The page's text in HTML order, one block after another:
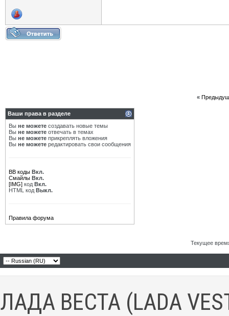
«
Ваши права в разделе
Вы не можете создавать новые темы
Вы не можете отвечать в темах
Вы не можете прикреплять вложения
Вы не можете редактировать свои сообщения
BB коды Вкл.
Смайлы Вкл.
[IMG] код Вкл.
HTML код Выкл.
Правила форума
Текущее
ЛАДА ВЕСТА (LADA